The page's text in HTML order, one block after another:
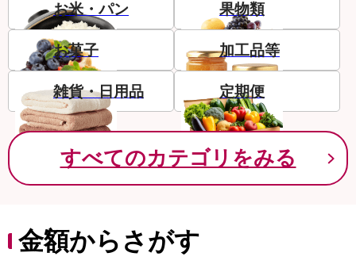
お米・パン 果物類
お菓子 加工品等
雑貨・日用品 定期便
すべてのカテゴリをみる
金額からさがす